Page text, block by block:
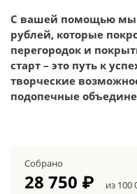
С вашей помощью мы
рублей, которые
перегородок и
старт – это путь к
творческие
подопечные
Собрано
28 750 ₽ из 100